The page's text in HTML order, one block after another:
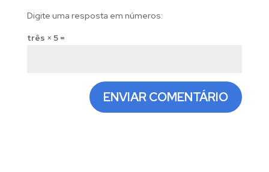
Digite uma resposta em números:
três × 5 =